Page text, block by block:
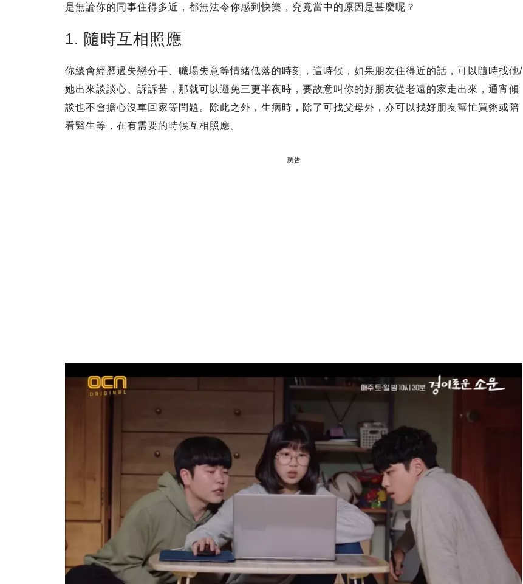
是無論你的同事住得多近，都無法令你感到快樂，究竟當中的原因是甚麼呢？
1. 隨時互相照應
你總會經歷過失戀分手、職場失意等情緒低落的時刻，這時候，如果朋友住得近的話，可以隨時找他/
她出來談談心、訴訴苦，那就可以避免三更半夜時，要故意叫你的好朋友從老遠的家走出來，通宵傾
談也不會擔心沒車回家等問題。除此之外，生病時，除了可找父母外，亦可以找好朋友幫忙買粥或陪
看醫生等，在有需要的時候互相照應。
廣告